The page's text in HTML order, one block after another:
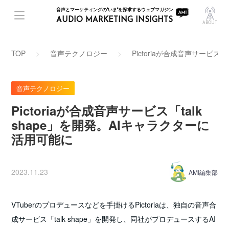
音声とマーケティングの"いま"を探求するウェブマガジン
AUDIO MARKETING INSIGHTS ABOUT
TOP 音声テクノロジー Pictoriaが合成音声サービス
音声テクノロジー
Pictoriaが合成音声サービス「talk
shape」を開発。AIキャラクターに
活用可能に
2023.11.23 AMI編集部
VTuberのプロデュースなどを手掛けるPictoriaは、独自の音声合
成サービス「talk shape」を開発し、同社がプロデュースするAI